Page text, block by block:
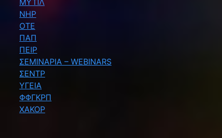
ΝΗΡ
ΟΤΕ
ΠΑΠ
ΠΕΙΡ
ΣΕΜΙΝΑΡΙΑ – WEBINARS
ΣΕΝΤΡ
ΥΓΕΙΑ
ΦΦΓΚΡΠ
ΧΑΚΟΡ